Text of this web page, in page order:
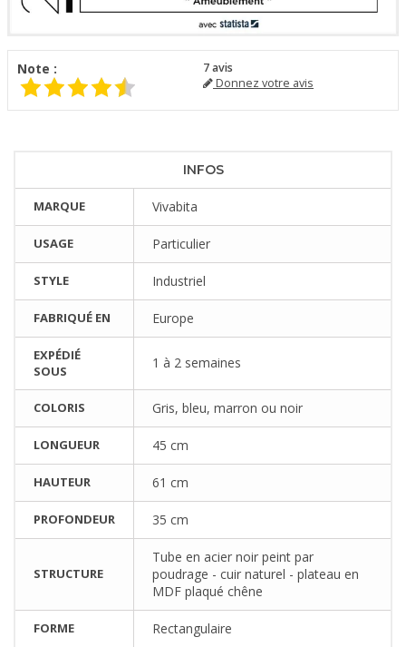
Note : 7avis
Donnez votre avis
INFOS
MARQUE Vivabita
USAGE Particulier
STYLE Industriel
FABRIQUÉ EN Europe
EXPÉDIÉ
SOUS
1 à 2 semaines
COLORIS Gris, bleu, marron ou noir
LONGUEUR 45 cm
HAUTEUR 61 cm
PROFONDEUR 35 cm
STRUCTURE
Tube en acier noir peint par
poudrage - cuir naturel - plateau en
MDF plaqué chêne
FORME Rectangulaire